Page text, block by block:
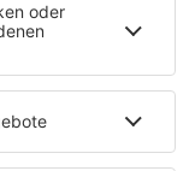
Fahrradparkhaus
Klinik bietet es
auf dem …